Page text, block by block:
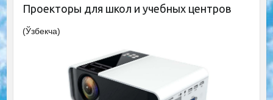
Проекторы для школ и учебных центров
(Ўзбекча)